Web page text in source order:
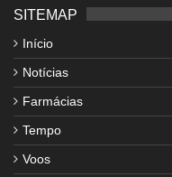
SITEMAP
Início
Notícias
Farmácias
Tempo
Voos